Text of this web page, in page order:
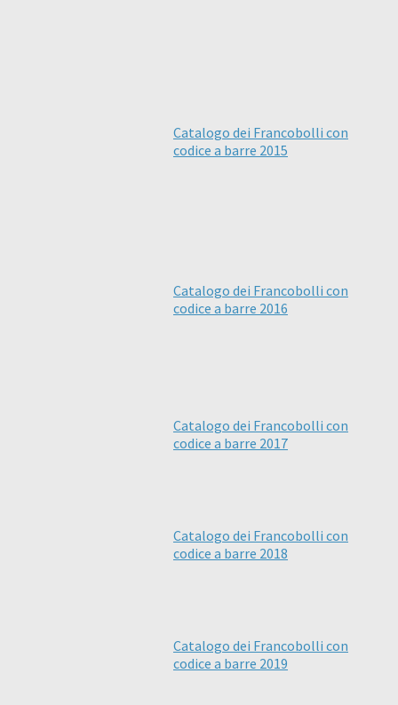
Catalogo dei Francobolli con
codice a barre 2015
Catalogo dei Francobolli con
codice a barre 2016
Catalogo dei Francobolli con
codice a barre 2017
Catalogo dei Francobolli con
codice a barre 2018
Catalogo dei Francobolli con
codice a barre 2019